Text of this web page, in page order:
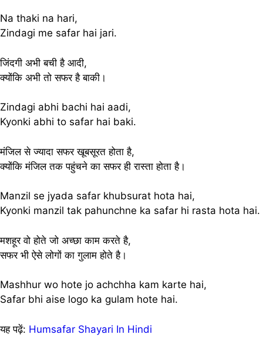
Na thaki na hari,
Zindagi me safar hai jari.
जिंदगी अभी बची है आदी,
क्योंकि अभी तो सफर है बाकी।
Zindagi abhi bachi hai aadi,
Kyonki abhi to safar hai baki.
मंजिल से ज्यादा सफर खूबसूरत होता है,
क्योंकि मंजिल तक पहुंचने का सफर ही रास्ता होता है।
Manzil se jyada safar khubsurat hota hai,
Kyonki manzil tak pahunchne ka safar hi rasta hota hai.
मशहूर वो होते जो अच्छा काम करते है,
सफर भी ऐसे लोगों का गुलाम होते है।
Mashhur wo hote jo achchha kam karte hai,
Safar bhi aise logo ka gulam hote hai.
यह पढ़ें: Humsafar Shayari In Hindi